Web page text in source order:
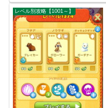
レベル別攻略【1001～】